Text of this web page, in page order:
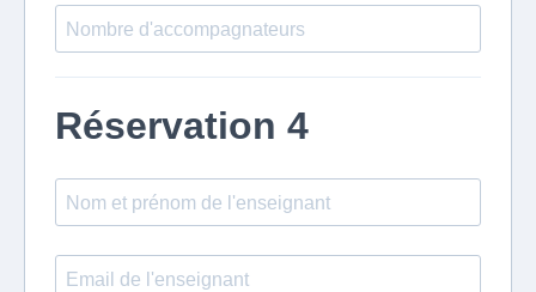
Réservation 4